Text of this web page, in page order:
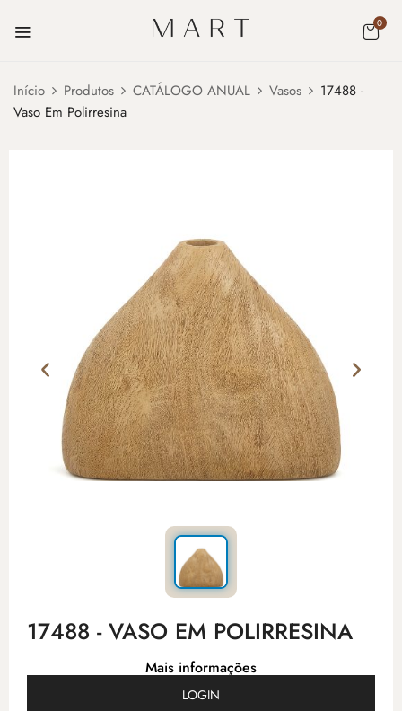
0
Início Produtos CATÁLOGO ANUAL Vasos
17488 -
Vaso Em Polirresina
17488 - VASO EM POLIRRESINA
Mais informações
LOGIN